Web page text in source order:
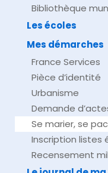
Bibliothèque
Les écoles
Mes démarches
France Services
Pièce d’identité
Urbanisme
Demande
Se marier, se
Inscription listes
Recensement